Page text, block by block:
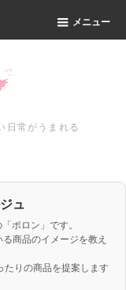
メニュー
日常がうまれる
ュ
ポロン」です。
商品のイメージを教え
たりの商品を提案します